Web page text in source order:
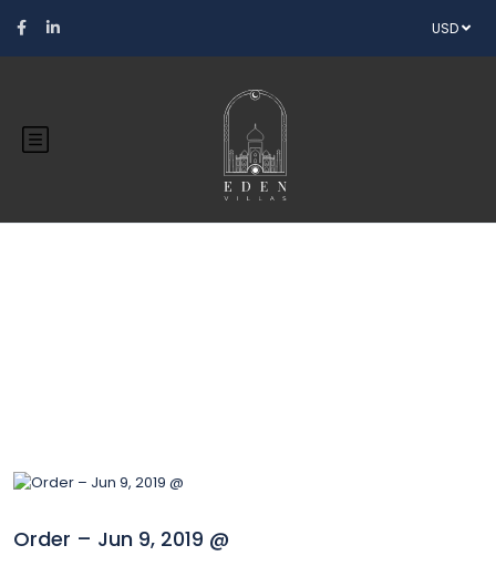
USD
Order – Jun 9, 2019 @